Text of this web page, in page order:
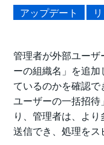
アップデート
管理者が外部ユー
ーの組織名」を追
ているのかを確認で
ユーザーの一括招待
り、管理者は、よ
送信でき、処理をス